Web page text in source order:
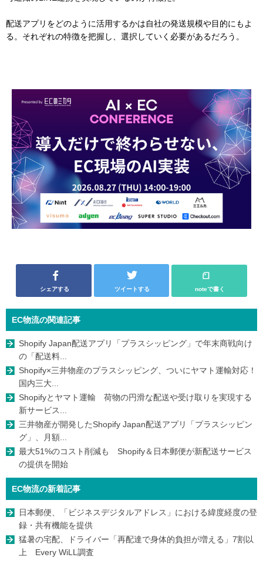
配送アプリをどのように活用するかは自社の発送規模や目的にもよ
る。それぞれの特徴を把握し、選択していく必要があるだろう。
シェアする ツイートする noteで書く
EC物流の関連記事
Shopify Japan配送アプリ「プラスシッピング」で年末商戦向け
の「配送料...
Shopify×三井物産のプラスシッピング、ついにヤマト運輸対応！
国内三大...
Shopifyとヤマト運輸 荷物の円滑な配送や受け取りを実現する
新サービス...
三井物産が開発したShopify Japan配送アプリ「プラスシッピン
グ」、月額...
最大51%のコスト削減も Shopify＆日本郵便が新配送サービス
の提供を開始
EC物流の新着記事
日本郵便、「ビジネスデジタルアドレス」における緯度経度の登
録・共有機能を提供
猛暑の宅配、ドライバー「再配達で身体的負担が増える」7割以
上 Every WiLL調査